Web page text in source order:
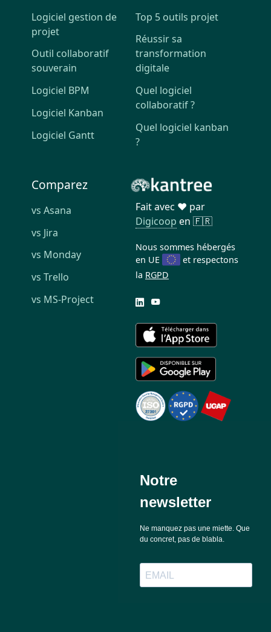
Logiciel gestion de
projet
Outil collaboratif
souverain
Logiciel BPM
Logiciel Kanban
Logiciel Gantt
Top 5 outils projet
Réussir sa
transformation
digitale
Quel logiciel
collaboratif ?
Quel logiciel kanban
?
Comparez
vs Asana
vs Jira
vs Monday
vs Trello
vs MS-Project
Fait avec ❤️ par
Digicoop en 🇫🇷
Nous sommes hébergés
en UE
et respectons
la RGPD